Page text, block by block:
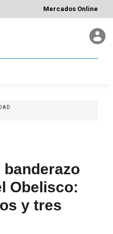
Mercados Online
banderazo
Obelisco:
y tres